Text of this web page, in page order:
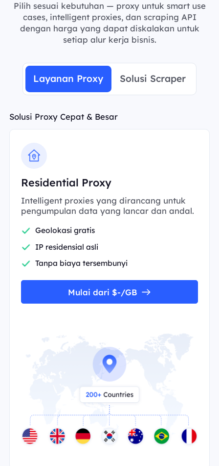
Pilih sesuai kebutuhan — proxy untuk smart use
cases, intelligent proxies, dan scraping API
dengan harga yang dapat diskalakan untuk
setiap alur kerja bisnis.
Layanan Proxy Solusi Scraper
Solusi Proxy Cepat & Besar
Residential Proxy
Intelligent proxies yang dirancang untuk
pengumpulan data yang lancar dan andal.
Geolokasi gratis
IP residensial asli
Tanpa biaya tersembunyi
Mulai dari $-/GB